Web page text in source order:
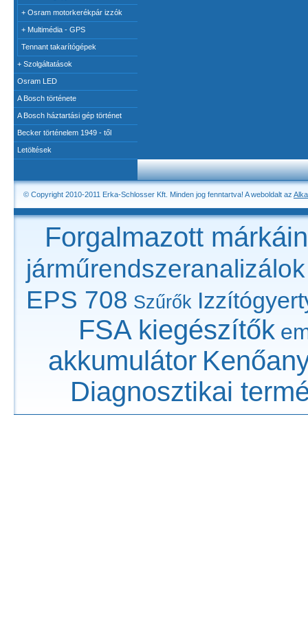
+ Osram motorkerékpár izzók
+ Multimédia - GPS
Tennant takarítógépek
+ Szolgáltatások
Osram LED
A Bosch története
A Bosch háztartási gép történet
Becker történelem 1949 - től
Letöltések
© Copyright 2010-2011 Erka-Schlosser Kft. Minden jog fenntartva! A weboldalt az
Forgalmazott
járműrendszeranalizálok
EPS 708 Szűrők
FSA kiegészítők
akkumulátor
Diagnosztikai